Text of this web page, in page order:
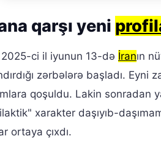
qarşı yeni
2025-ci il iyunun 13-də İranın
zərbələrə başladı.
qoşuldu. Lakin sonradan
xarakter daşıyıb-
ortaya çıxdı.